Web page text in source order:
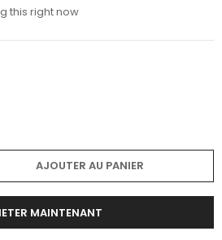
this right now
AJOUTER AU PANIER
MAINTENANT